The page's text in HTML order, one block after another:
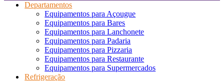
Departamentos
Equipamentos para Açougue
Equipamentos para Bares
Equipamentos para Lanchonete
Equipamentos para Padaria
Equipamentos para Pizzaria
Equipamentos para Restaurante
Equipamentos para Supermercados
Refrigeração